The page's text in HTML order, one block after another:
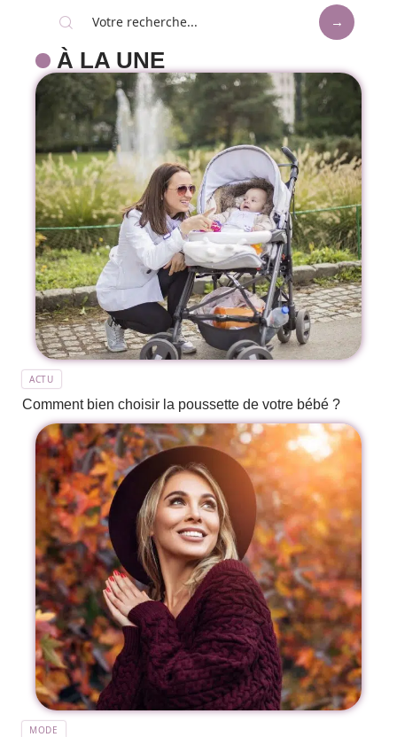
À LA UNE
ACTU
Comment bien choisir la poussette de votre bébé ?
MODE